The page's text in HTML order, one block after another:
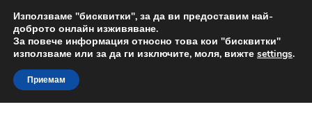
ДОСТАВКА от 12 лв.
Доставка по целия свят
Skip
to
navigation
Skip
to
content
Използваме "бисквитки", за да ви предоставим най-
доброто онлайн изживяване.
За повече информация относно това кои "бисквитки"
използваме или за да ги изключите, моля, вижте settings.
Приемам